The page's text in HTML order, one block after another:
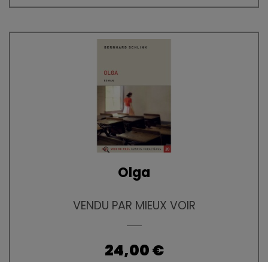
Olga
VENDU PAR MIEUX VOIR
Prix
24,00 €